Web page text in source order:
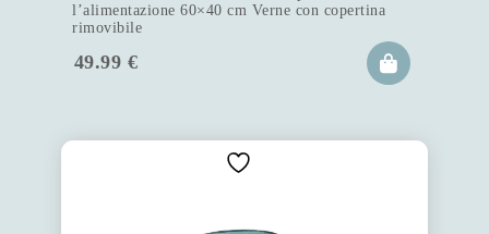
l’alimentazione 60×40 cm Verne con copertina
rimovibile
49.99 €